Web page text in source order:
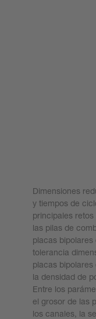
Dimensiones
y tiempos de
principales
las pilas de
placas
tolerancia
placas
la densidad de
Entre los
el grosor de las
los canales, la